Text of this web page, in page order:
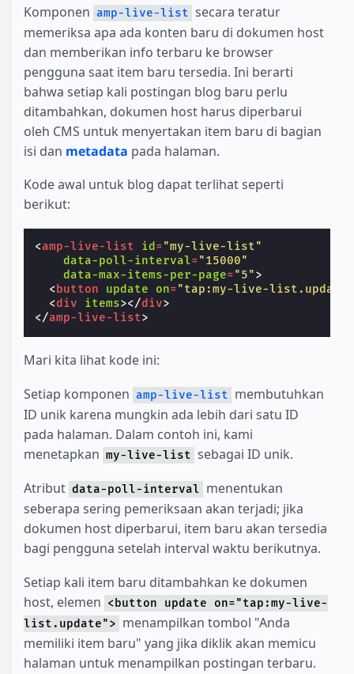
Komponen amp-live-list secara teratur
memeriksa apa ada konten baru di dokumen host
dan memberikan info terbaru ke browser
pengguna saat item baru tersedia. Ini berarti
bahwa setiap kali postingan blog baru perlu
ditambahkan, dokumen host harus diperbarui
oleh CMS untuk menyertakan item baru di bagian
isi dan metadata pada halaman.
Kode awal untuk blog dapat terlihat seperti
berikut:
<amp-live-list id ="my-live-list"
data-poll-interval="15000"
data-max-items-per-page="5">
<button update on="tap:my-live-
<div items></div>
</amp-live-list>
Mari kita lihat kode ini:
Setiap komponen amp-live-list membutuhkan
ID unik karena mungkin ada lebih dari satu ID
pada halaman. Dalam contoh ini, kami
menetapkan my-live-list sebagai ID unik.
Atribut data-poll-interval menentukan
seberapa sering pemeriksaan akan terjadi; jika
dokumen host diperbarui, item baru akan tersedia
bagi pengguna setelah interval waktu berikutnya.
Setiap kali item baru ditambahkan ke dokumen
host, elemen <button update on="tap:my-live-
list.update"> menampilkan tombol "Anda
memiliki item baru" yang jika diklik akan memicu
halaman untuk menampilkan postingan terbaru.